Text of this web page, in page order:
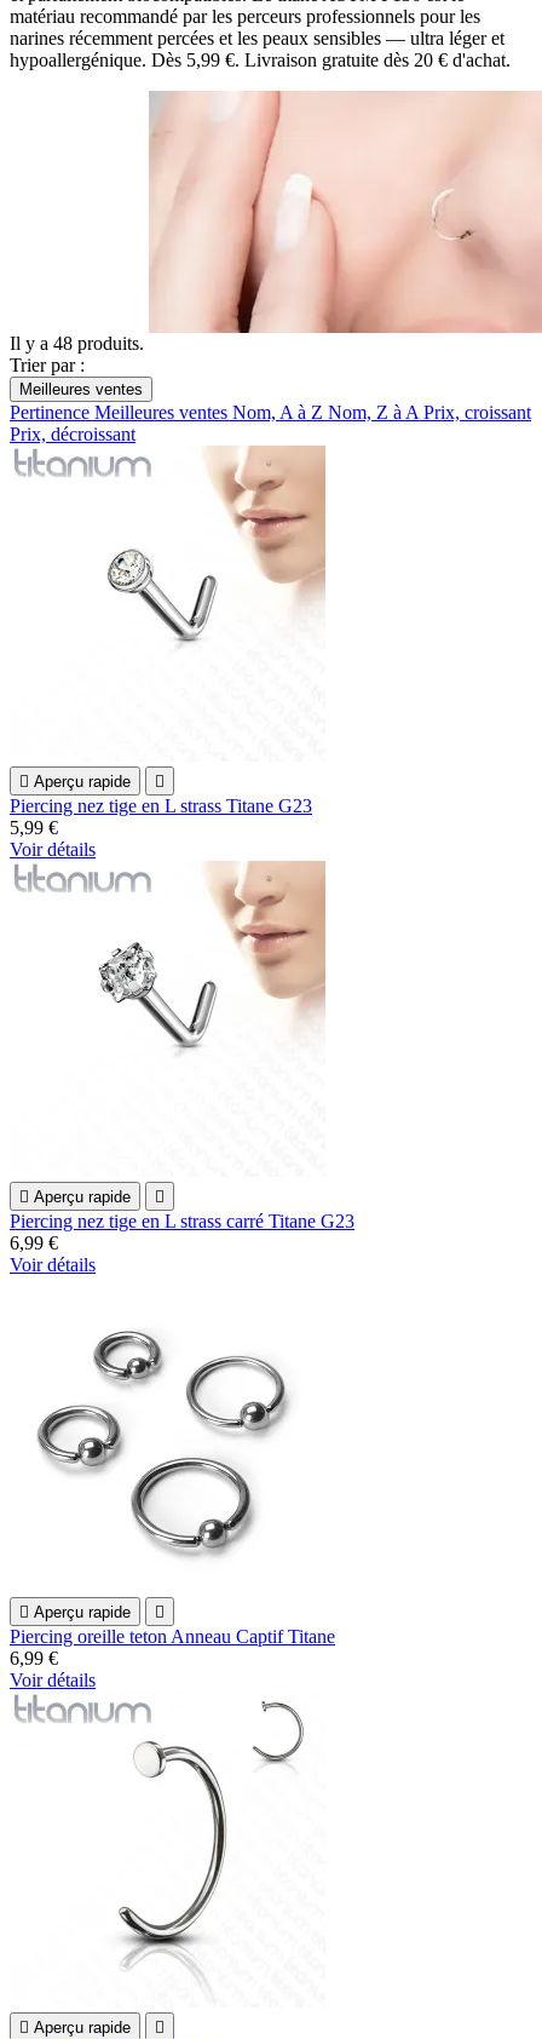
matériau recommandé par les perceurs professionnels pour les
narines récemment percées et les peaux sensibles — ultra léger et
hypoallergénique. Dès 5,99 €. Livraison gratuite dès 20 € d'achat.
Il y a 48 produits.
Trier par :
Meilleures ventes
Pertinence Meilleures ventes Nom, A à Z Nom, Z à A Prix, croissant
Prix, décroissant
 Aperçu rapide 
Piercing nez tige en L strass Titane G23
5,99 €
Voir détails
 Aperçu rapide 
Piercing nez tige en L strass carré Titane G23
6,99 €
Voir détails
 Aperçu rapide 
Piercing oreille teton Anneau Captif Titane
6,99 €
Voir détails
 Aperçu rapide 